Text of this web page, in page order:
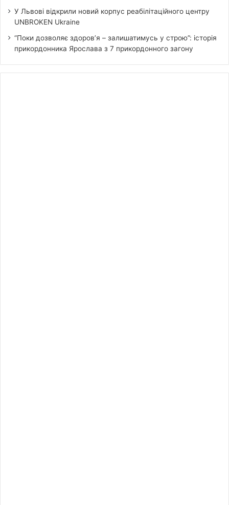
У Львові відкрили новий корпус реабілітаційного центру
UNBROKEN Ukraine
“Поки дозволяє здоров’я – залишатимусь у строю”: історія
прикордонника Ярослава з 7 прикордонного загону